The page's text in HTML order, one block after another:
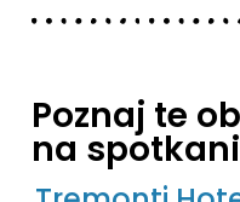
Poznaj te
na